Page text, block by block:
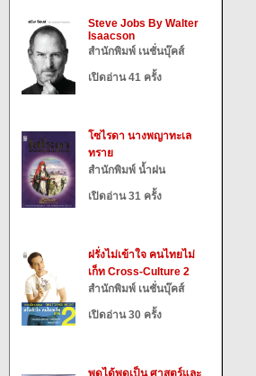
Steve Jobs By Walter
Isaacson
สำนักพิมพ์ เนชั่นบุ๊คส์
เปิดอ่าน 41 ครั้ง
โซไรดา นางพญาทะเล
ทราย
สำนักพิมพ์ น้ำฝน
เปิดอ่าน 31 ครั้ง
ฝรั่งไม่เข้าใจ คนไทยไม่
เก็ท Cross-Culture 2
สำนักพิมพ์ เนชั่นบุ๊คส์
เปิดอ่าน 30 ครั้ง
พูดได้พูดเป็น ศาสตร์และ